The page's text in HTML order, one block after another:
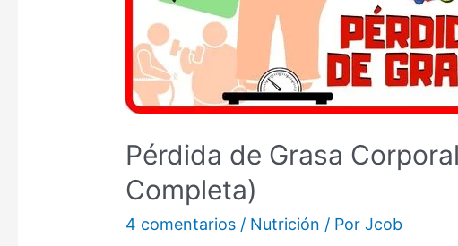
Pérdida de Grasa
Completa)
4 comentarios / Nutrición / PorJcob